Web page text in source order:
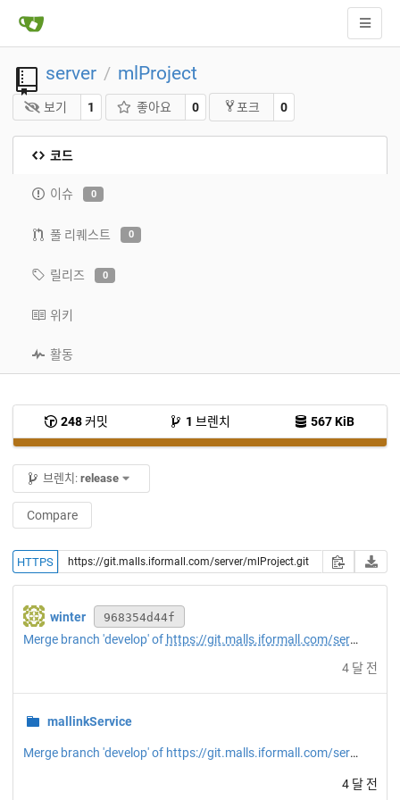
server / mlProject
보기 1 좋아요 0 포크 0
코드
이슈 0
풀 리퀘스트 0
릴리즈 0
위키
활동
248커밋 1 브렌치 567 KiB
브렌치: release
Compare
HTTPS
winter 968354d44f
Merge branch 'develop' of https://git.malls.iformall.com/server/mlProject
4 달 전
mallinkService
Merge branch 'develop' of https://git.malls.iformall.com/server/mlProject into release
4 달 전